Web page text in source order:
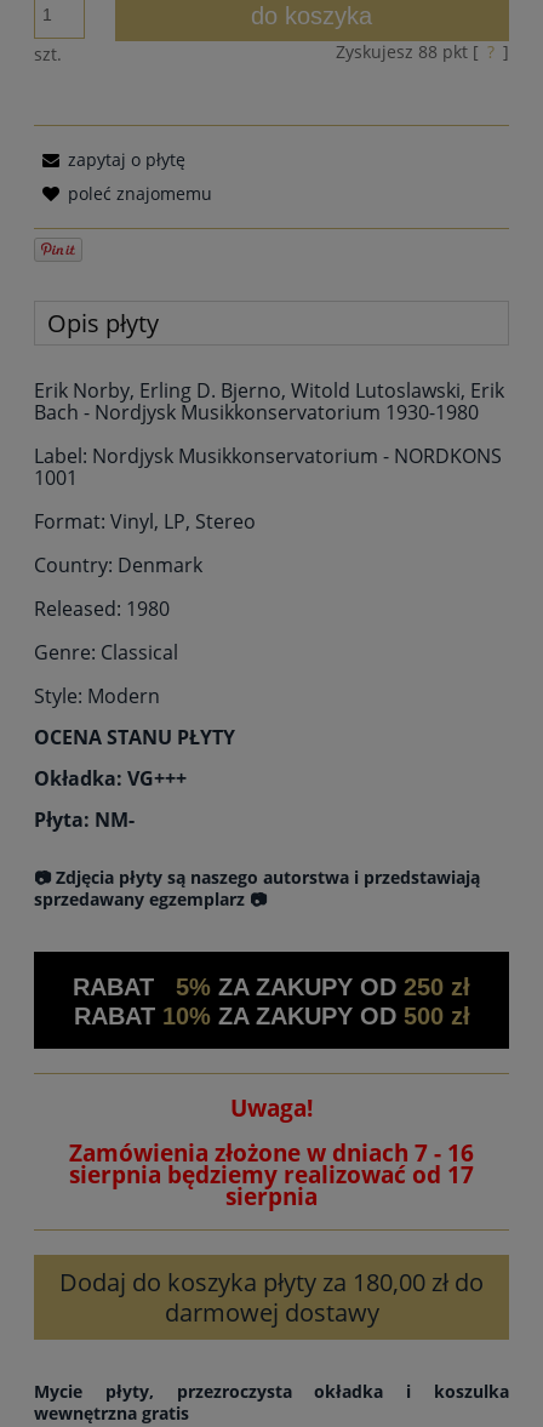
szt.
do koszyka
Zyskujesz 88 pkt [ ? ]
zapytaj o płytę
poleć znajomemu
Opis płyty
Erik Norby, Erling D. Bjerno, Witold Lutoslawski, Erik
Bach - Nordjysk Musikkonservatorium 1930-1980
Label: Nordjysk Musikkonservatorium - NORDKONS
1001
Format: Vinyl, LP, Stereo
Country: Denmark
Released: 1980
Genre: Classical
Style: Modern
OCENA STANU PŁYTY
Okładka: VG+++
Płyta: NM-
📷 Zdjęcia płyty są naszego autorstwa i przedstawiają
sprzedawany egzemplarz 📷
RABAT 5% ZA ZAKUPY OD 250 zł
RABAT 10%ZA ZAKUPY OD 500 zł
Uwaga!
Zamówienia złożone w dniach 7 - 16
sierpnia będziemy realizować od 17
sierpnia
Dodaj do koszyka płyty za 180,00 zł do
darmowej dostawy
Mycie płyty, przezroczysta okładka i koszulka
wewnętrzna gratis